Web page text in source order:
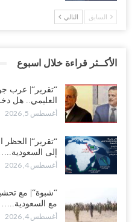
السابق التالي
الأكــثر قراءة خلال اسبوع
“تقرير“| عرب
العليمي.. هل
أغسطس 5, 2026
“تقرير“|
إلى السعودية..…
أغسطس 4, 2026
“شبوة“| مع
مع السعودية..…
أغسطس 4, 2026